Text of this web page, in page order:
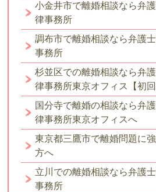
小金井市で離婚相談なら弁
律事務所
調布市で離婚相談なら弁護
事務所
杉並区での離婚相談なら弁
律事務所東京オフィス【初回
国分寺で離婚の相談なら弁
律事務所東京オフィスへ
東京都三鷹市で離婚問題に
方へ
立川での離婚相談なら弁護
事務所